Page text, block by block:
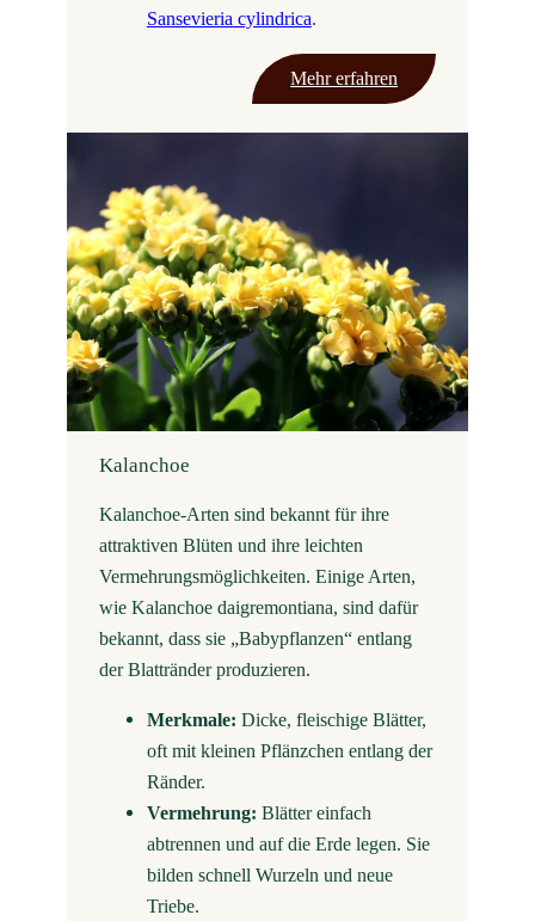
Sansevieria cylindrica.
Mehr erfahren
Kalanchoe
Kalanchoe-Arten sind bekannt für ihre
attraktiven Blüten und ihre leichten
Vermehrungsmöglichkeiten. Einige Arten,
wie Kalanchoe daigremontiana, sind dafür
bekannt, dass sie „Babypflanzen“ entlang
der Blattränder produzieren.
Merkmale: Dicke, fleischige Blätter,
oft mit kleinen Pflänzchen entlang der
Ränder.
Vermehrung: Blätter einfach
abtrennen und auf die Erde legen. Sie
bilden schnell Wurzeln und neue
Triebe.